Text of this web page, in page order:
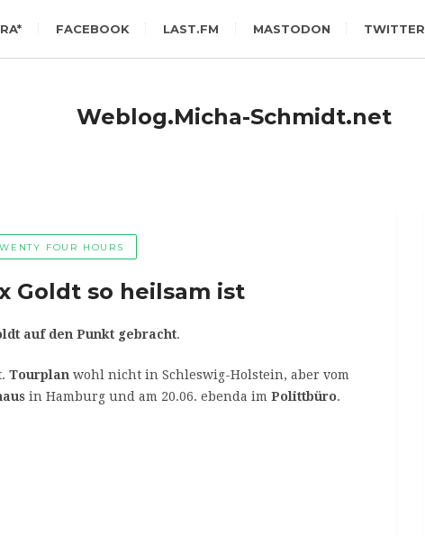
FACEBOOK LAST.FM MASTODON TWITTER
Weblog.Micha-Schmidt.net
FOUR HOURS
Goldt so heilsam ist
auf den Punkt gebracht.
Tourplan wohl nicht in Schleswig-Holstein, aber vom
in Hamburg und am 20.06. ebenda im Polittbüro.